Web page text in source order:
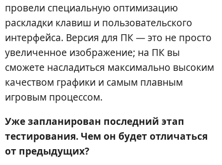
провели специальную оптимизацию
раскладки клавиш и пользовательского
интерфейса. Версия для ПК — это не просто
увеличенное изображение; на ПК вы
сможете насладиться максимально высоким
качеством графики и самым плавным
игровым процессом.
Уже запланирован последний этап
тестирования. Чем он будет отличаться
от предыдущих?